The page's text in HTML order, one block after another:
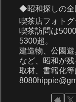
◆昭和探しの
喫茶店フォトグ
喫茶訪問は
5300超。
建造物、公園
など、昭和が残
取材、書籍化